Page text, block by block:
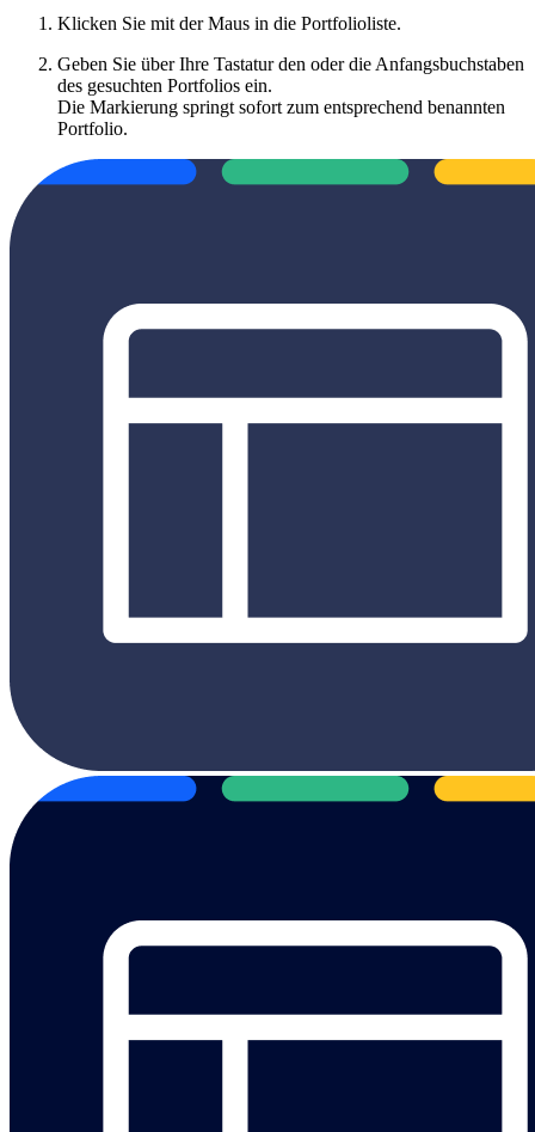
Klicken Sie mit der Maus in die Portfolioliste.
Geben Sie über Ihre Tastatur den oder die Anfangsbuchstaben
des gesuchten Portfolios ein.
Die Markierung springt sofort zum entsprechend benannten
Portfolio.